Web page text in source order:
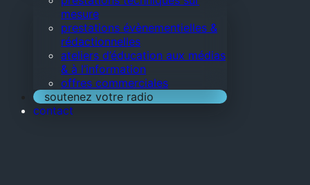
mesure
prestations évènementielles &
rédactionnelles
ateliers d’éducation aux médias
& à l’information
offres commerciales
soutenez votre radio
contact